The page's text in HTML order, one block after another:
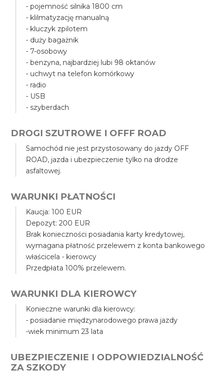
- pojemność silnika 1800 cm
- klilmatyzację manualną
- kluczyk zpilotem
- duży bagażnik
- 7-osobowy
- benzyna, najbardziej lubi 98 oktanów
- uchwyt na telefon komórkowy
- radio
- USB
- szyberdach
DROGI SZUTROWE I OFFF ROAD
Samochód nie jest przystosowany do jazdy OFF
ROAD, jazda i ubezpieczenie tylko na drodze
asfaltowej.
WARUNKI PŁATNOŚCI
Kaucja: 100 EUR
Depozyt: 200 EUR
Brak konieczności posiadania karty kredytowej,
wymagana płatność przelewem z konta bankowego
właścicela - kierowcy
Przedpłata 100% przelewem.
WARUNKI DLA KIEROWCY
Konieczne warunki dla kierowcy:
- posiadanie międzynarodowego prawa jazdy
-wiek minimum 23 lata
UBEZPIECZENIE I ODPOWIEDZIALNOŚĆ
ZA SZKODY